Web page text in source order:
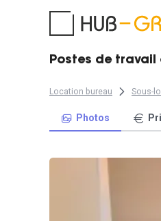
Postes de travail
Location bureau Sous-
Photos